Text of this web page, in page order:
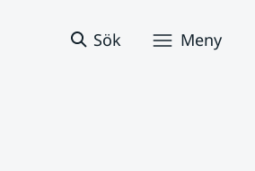
Sök Meny